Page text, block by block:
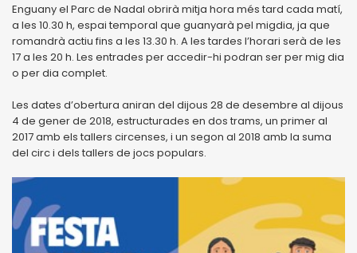
Enguany el Parc de Nadal obrirà mitja hora més tard cada matí,
a les 10.30 h, espai temporal que guanyarà pel migdia, ja que
romandrà actiu fins a les 13.30 h. A les tardes l’horari serà de les
17 a les 20 h. Les entrades per accedir-hi podran ser per mig dia
o per dia complet.
Les dates d’obertura aniran del dijous 28 de desembre al dijous
4 de gener de 2018, estructurades en dos trams, un primer al
2017 amb els tallers circenses, i un segon al 2018 amb la suma
del circ i dels tallers de jocs populars.